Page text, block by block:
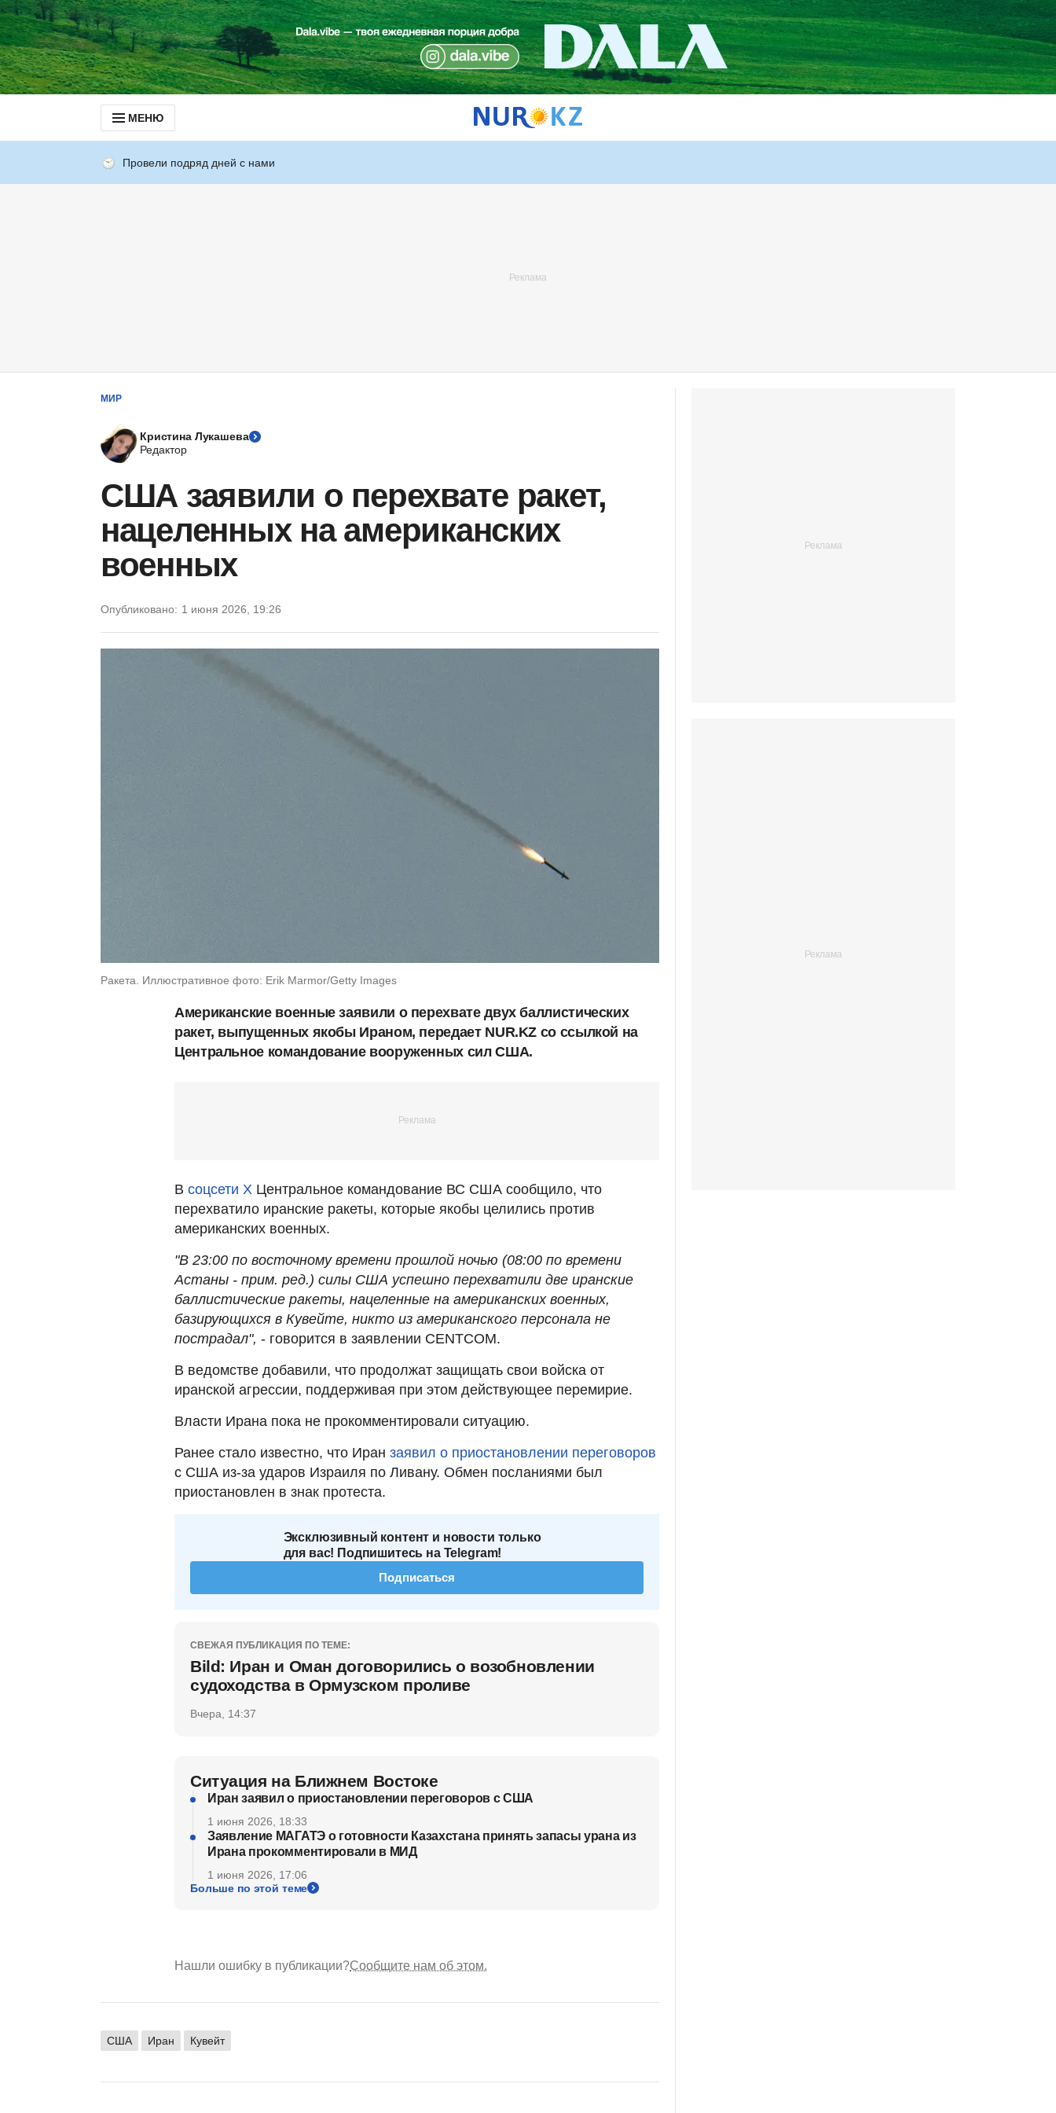
МЕНЮ
Провели подряд дней с нами
МИР
Кристина Лукашева
Редактор
США заявили о перехвате ракет,
нацеленных на американских
военных
Опубликовано: 1 июня 2026, 19:26
Ракета. Иллюстративное фото: Erik Marmor/Getty Images
Американские военные заявили о перехвате двух баллистических
ракет, выпущенных якобы Ираном, передает NUR.KZ со ссылкой на
Центральное командование вооруженных сил США.
В соцсети Х Центральное командование ВС США сообщило, что
перехватило иранские ракеты, которые якобы целились против
американских военных.
"В 23:00 по восточному времени прошлой ночью (08:00 по времени
Астаны - прим. ред.) силы США успешно перехватили две иранские
баллистические ракеты, нацеленные на американских военных,
базирующихся в Кувейте, никто из американского персонала не
пострадал", - говорится в заявлении CENTCOM.
В ведомстве добавили, что продолжат защищать свои войска от
иранской агрессии, поддерживая при этом действующее перемирие.
Власти Ирана пока не прокомментировали ситуацию.
Ранее стало известно, что Иран заявил о приостановлении переговоров
с США из-за ударов Израиля по Ливану. Обмен посланиями был
приостановлен в знак протеста.
Эксклюзивный контент и новости только
для вас! Подпишитесь на Telegram!
Подписаться
СВЕЖАЯ ПУБЛИКАЦИЯ ПО ТЕМЕ:
Bild: Иран и Оман договорились о возобновлении
судоходства в Ормузском проливе
Вчера, 14:37
Ситуация на Ближнем Востоке
Иран заявил о приостановлении переговоров с США
1 июня 2026, 18:33
Заявление МАГАТЭ о готовности Казахстана принять запасы урана из
Ирана прокомментировали в МИД
1 июня 2026, 17:06
Больше по этой теме
Нашли ошибку в публикации?Сообщите нам об этом.
США Иран Кувейт